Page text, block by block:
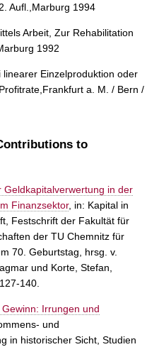
Aufl.,Marburg 1994
Arbeit, Zur Rehabilitation
1992
linearer Einzelproduktion oder
a. M. / Bern /
to
Geldkapitalverwertung in der
Finanzsektor, in: Kapital in
Festschrift der Fakultät für
der TU Chemnitz für
70. Geburtstag, hrsg. v.
und Korte, Stefan,
140.
Irrungen und
und
in historischer Sicht, Studien